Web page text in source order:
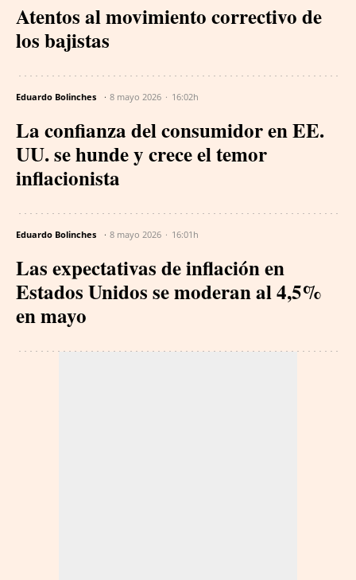
Atentos al movimiento correctivo de
los bajistas
Eduardo Bolinches 8 mayo 2026 16:02h
La confianza del consumidor en EE.
UU. se hunde y crece el temor
inflacionista
Eduardo Bolinches 8 mayo 2026 16:01h
Las expectativas de inflación en
Estados Unidos se moderan al 4,5%
en mayo